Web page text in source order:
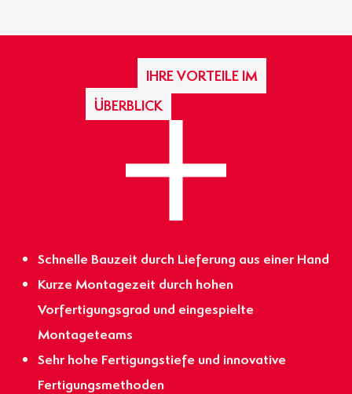
IHRE VORTEILE IM
ÜBERBLICK
Schnelle Bauzeit durch Lieferung aus einer Hand
Kurze Montagezeit durch hohen
Vorfertigungsgrad und eingespielte
Montageteams
Sehr hohe Fertigungstiefe und innovative
Fertigungsmethoden